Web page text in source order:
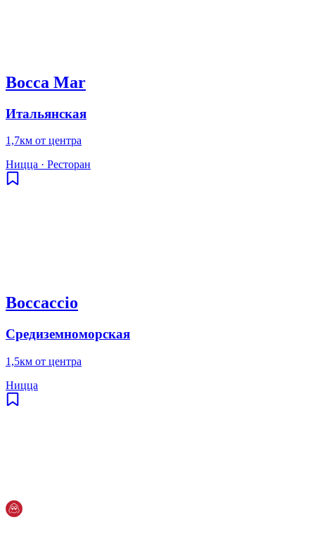
Bocca Mar
Итальянская
1,7км от центра
Ницца · Ресторан
Boccaccio
Средиземноморская
1,5км от центра
Ницца